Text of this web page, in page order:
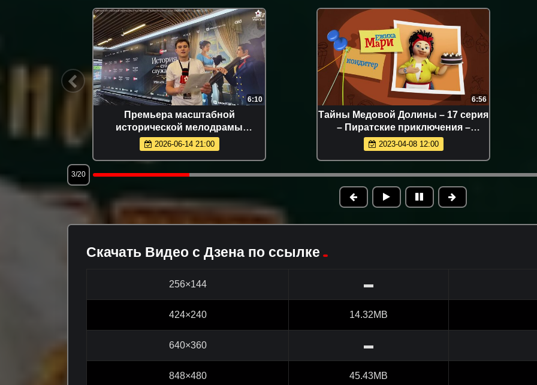
6:10
Премьера масштабной
исторической мелодрамы
«История его служанки»
2026-06-14 21:00
6:56
Тайны Медовой Долины – 17 серия
– Пиратские приключения –
детектив для детей –
Союзмультфильм HD
2023-04-08 12:00
3/20
Скачать Видео с Дзена по ссылке
256×144 ▬
424×240 14.32MB
640×360 ▬
848×480 45.43MB